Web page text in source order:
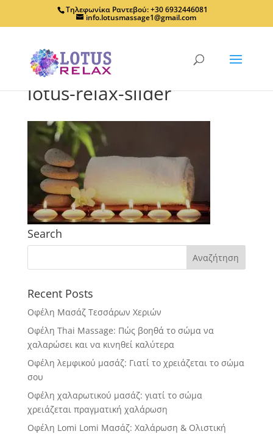
Τηλεφωνίκα Ραντεβού: +30 6932446081
info.lotusmassage1@gmail.com
lotus-relax-slider
Search
Recent Posts
Οφέλη Μασάζ Τεσσάρων Χεριών
Οφέλη Thai Massage: Πώς βοηθά το σώμα να
χαλαρώσει και να κινηθεί καλύτερα
Οφέλη λεμφικού μασάζ: Γιατί το χρειάζεται το σώμα
σου
Οφέλη χαλαρωτικού μασάζ: γιατί το σώμα
χρειάζεται πραγματική χαλάρωση
Οφέλη Lomi Lomi Μασάζ: Χαλάρωση & Ολιστική